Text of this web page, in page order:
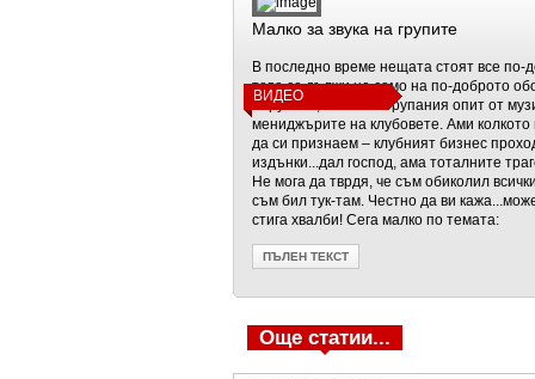
ВИДЕО
Малко за звука на групите
В последно време нещата стоят все по-
това се дължи не само на по-доброто
и групите, а и на натрупания опит от
мениджърите на клубовете. Ами колкото
да си признаем – клубният бизнес
издънки...дал господ, ама тоталните
Не мога да тврдя, че съм обиколил
съм бил тук-там. Честно да ви
стига хвалби! Сега малко по темата:
ПЪЛЕН ТЕКСТ
Още статии...